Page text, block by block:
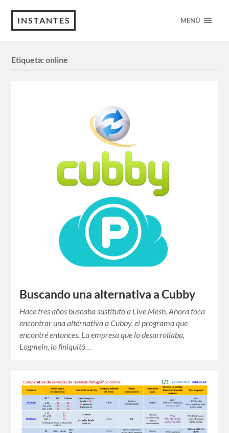
INSTANTES MENÚ
Etiqueta:online
Buscando una alternativa a Cubby
Hace tres años buscaba sustituto a Live Mesh. Ahora toca
encontrar una alternativa a Cubby, el programa que
encontré entonces. La empresa que lo desarrollaba,
Logmein, lo finiquitó…